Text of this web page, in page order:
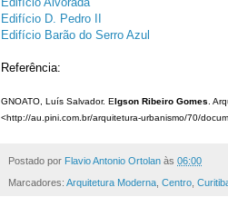
Edifício D. Pedro II
Edifício Barão do Serro Azul
Referência:
GNOATO, Luís Salvador. Elgson Ribeiro Gomes .
<http://au.pini.com.br/arquitetura-urbanismo/70/
Postado por Flavio Antonio Ortolan às 06:00
Marcadores: Arquitetura Moderna, Centro,